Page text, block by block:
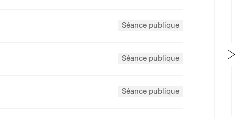
Séance publique
Séance publique
Séance publique